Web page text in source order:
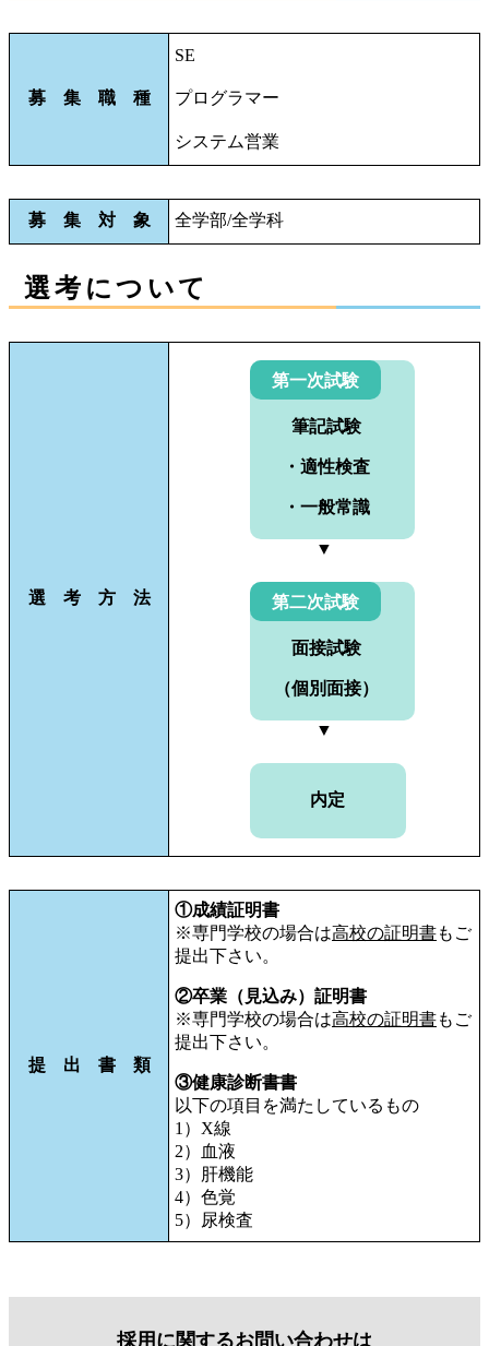
募 集 職 種
SE
プログラマー
システム営業
募 集 対 象 全学部/全学科
選考について
選 考 方 法
第一次試験
筆記試験
・適性検査
・一般常識
▼
第二次試験
面接試験
（個別面接）
▼
内定
提 出 書 類
①成績証明書
※専門学校の場合は高校の証明書もご
提出下さい。
②卒業（見込み）証明書
※専門学校の場合は高校の証明書もご
提出下さい。
③健康診断書書
以下の項目を満たしているもの
1）X線
2）血液
3）肝機能
4）色覚
5）尿検査
採用に関するお問い合わせは